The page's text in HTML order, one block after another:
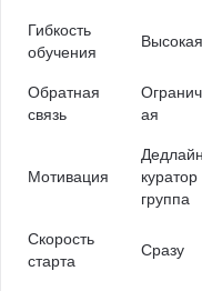
Гибкость
обучения
Высокая
Обратная
связь
ая
Мотивация
куратор
группа
Скорость
старта
Сразу